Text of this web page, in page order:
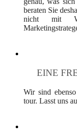
beraten Sie
nicht mit
EINE
Wir sind
tour. Lasst uns